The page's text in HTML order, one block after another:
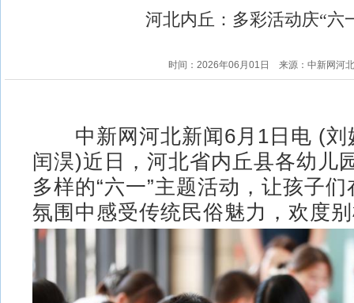
河北内丘：多彩活动庆“六
时间：2026年06月01日 来源：中新网河北
中新网河北新闻6月1日电 (刘
闰淏)近日，河北省内丘县各幼儿
多样的“六一”主题活动，让孩子
氛围中感受传统民俗魅力，欢度别